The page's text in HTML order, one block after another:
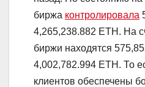
биржа контролировала
4,265,238.882 ETH. На
биржи находятся
4,002,782.994 ETH. То
клиентов обеспечены